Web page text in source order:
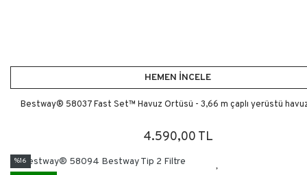
HEMEN İNCELE
Bestway® 58037 Fast Set™ Havuz Örtüsü - 3,66 m çaplı yerüstü
4.590,00 TL
%16